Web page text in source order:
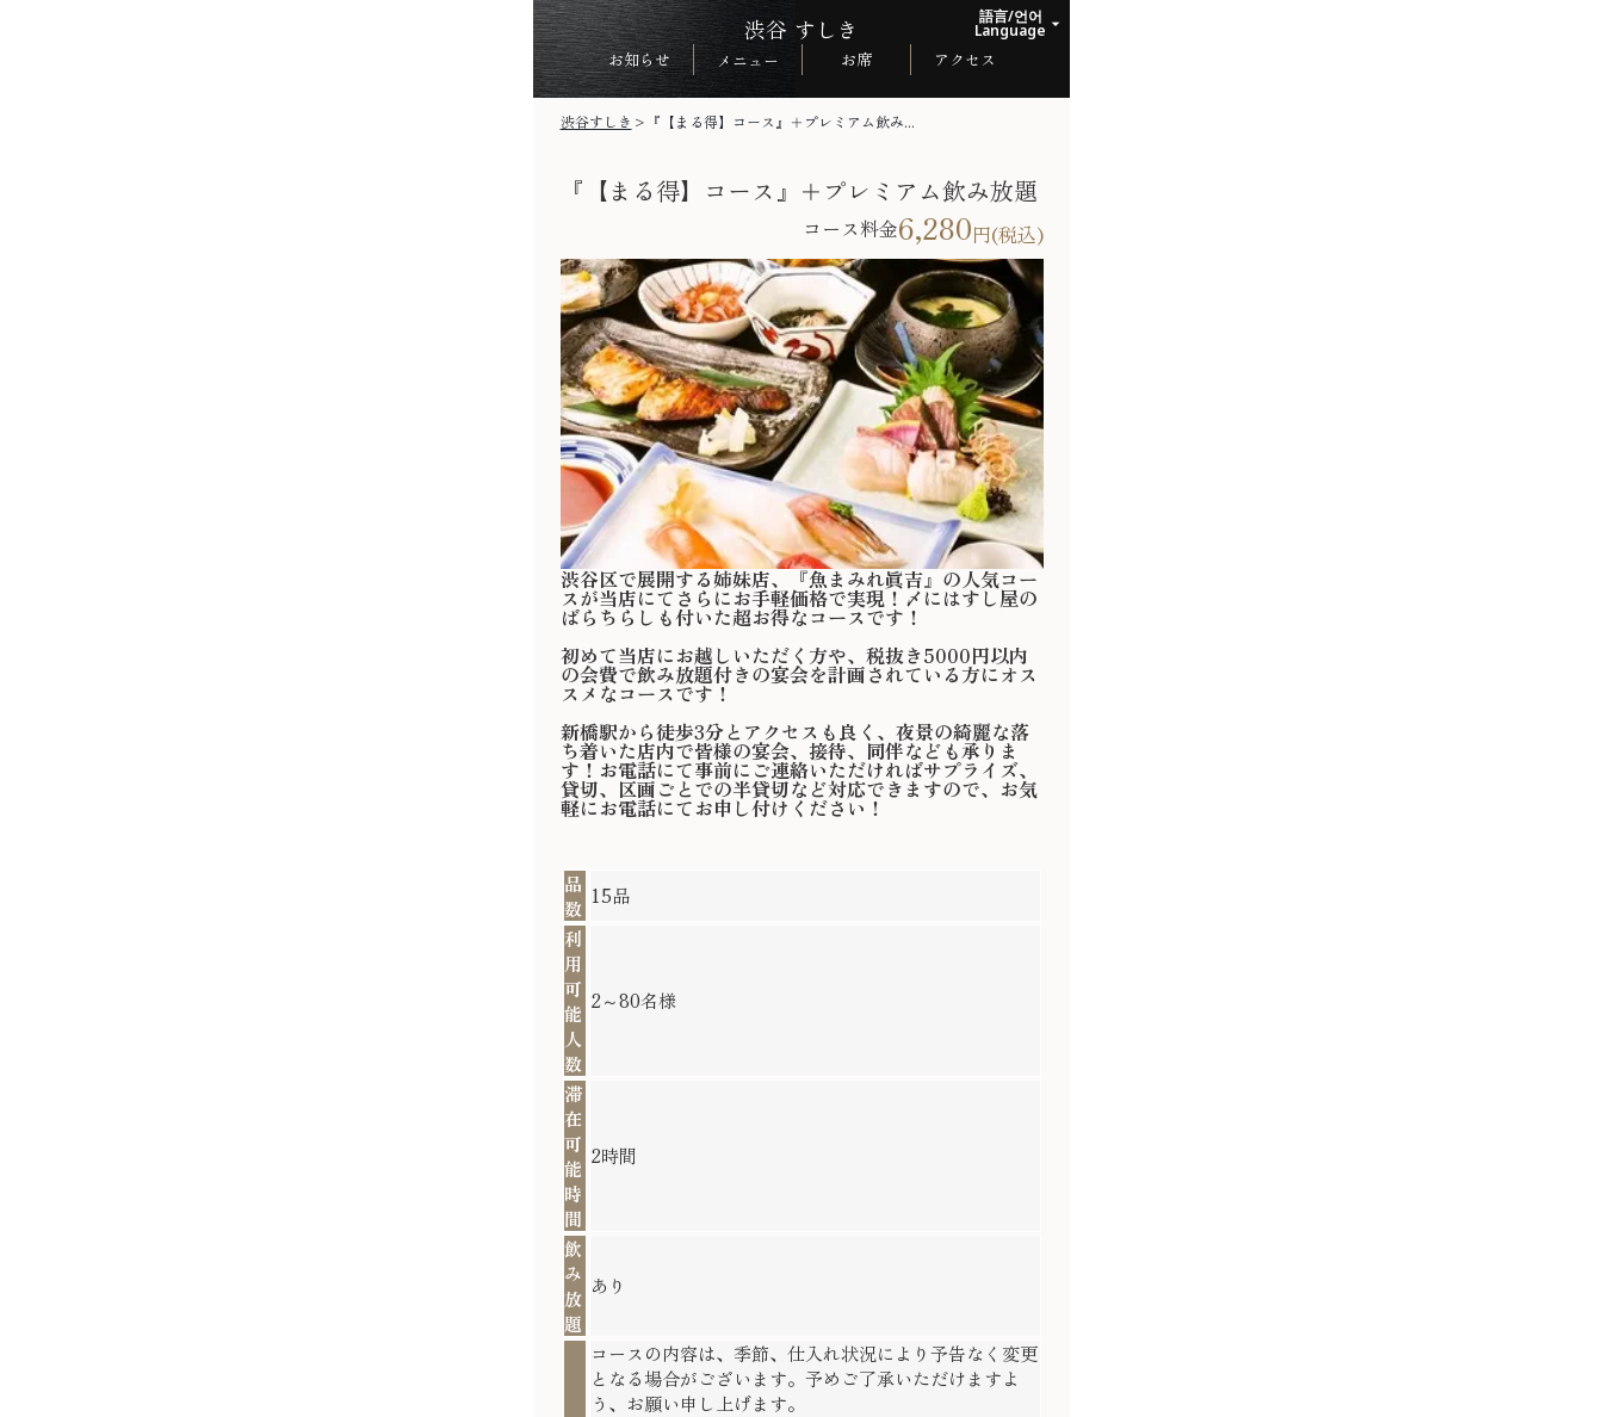
渋谷すしき > 『【まる得】コース』＋プレミアム飲み...
『【まる得】コース』＋プレミアム飲み放題
コース料金6,280円(税込)
渋谷区で展開する姉妹店、『魚まみれ眞吉』の人気コー
スが当店にてさらにお手軽価格で実現！〆にはすし屋の
ばらちらしも付いた超お得なコースです！
初めて当店にお越しいただく方や、税抜き5000円以内
の会費で飲み放題付きの宴会を計画されている方にオス
スメなコースです！
新橋駅から徒歩3分とアクセスも良く、夜景の綺麗な落
ち着いた店内で皆様の宴会、接待、同伴なども承りま
す！お電話にて事前にご連絡いただければサプライズ、
貸切、区画ごとでの半貸切など対応できますので、お気
軽にお電話にてお申し付けください！
品
数
15品
利
用
可
能
人
数
2～80名様
滞
在
可
能
時
間
2時間
飲
み
放
題
あり
コースの内容は、季節、仕入れ状況により予告なく変更
となる場合がございます。予めご了承いただけますよ
う、お願い申し上げます。
語言/언어
Language arrow_drop_up
中文繁体
渋谷 すしき
お知らせ メニュー お席 アクセス